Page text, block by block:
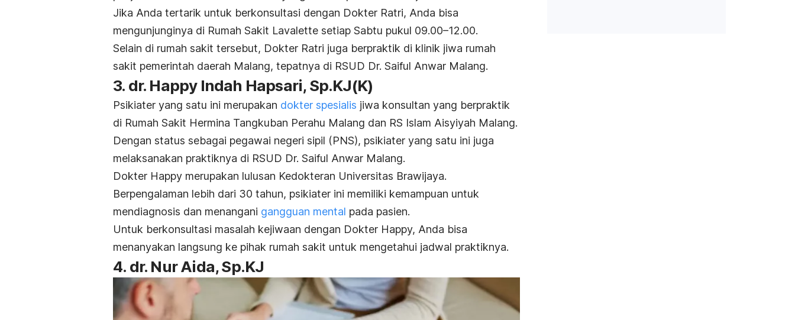
Jika Anda tertarik untuk berkonsultasi dengan Dokter Ratri, Anda bisa
mengunjunginya di Rumah Sakit Lavalette setiap Sabtu pukul 09.00–12.00.
Selain di rumah sakit tersebut, Dokter Ratri juga berpraktik di klinik jiwa rumah
sakit pemerintah daerah Malang, tepatnya di RSUD Dr. Saiful Anwar Malang.
3. dr. Happy Indah Hapsari, Sp.KJ(K)
Psikiater yang satu ini merupakan dokter spesialis jiwa konsultan yang berpraktik
di Rumah Sakit Hermina Tangkuban Perahu Malang dan RS Islam Aisyiyah Malang.
Dengan status sebagai pegawai negeri sipil (PNS), psikiater yang satu ini juga
melaksanakan praktiknya di RSUD Dr. Saiful Anwar Malang.
Dokter Happy merupakan lulusan Kedokteran Universitas Brawijaya.
Berpengalaman lebih dari 30 tahun, psikiater ini memiliki kemampuan untuk
mendiagnosis dan menangani gangguan mental pada pasien.
Untuk berkonsultasi masalah kejiwaan dengan Dokter Happy, Anda bisa
menanyakan langsung ke pihak rumah sakit untuk mengetahui jadwal praktiknya.
4. dr. Nur Aida, Sp.KJ